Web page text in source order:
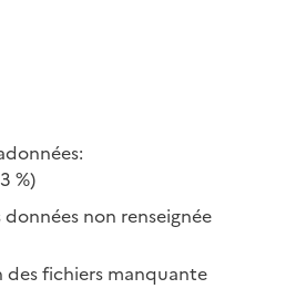
%)
non renseignée
fichiers manquante